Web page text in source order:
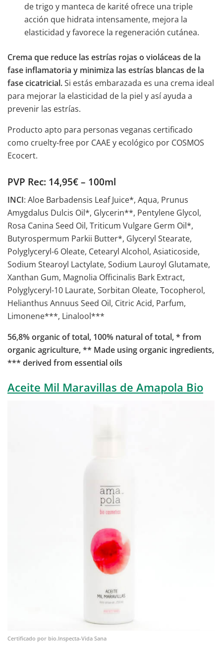
de trigo y manteca de karité ofrece una triple
acción que hidrata intensamente, mejora la
elasticidad y favorece la regeneración cutánea.
Crema que reduce las estrías rojas o violáceas de la
fase inflamatoria y minimiza las estrías blancas de la
fase cicatricial.Si estás embarazada es una crema ideal
para mejorar la elasticidad de la piel y así ayuda a
prevenir las estrías.
Producto apto para personas veganas certificado
como cruelty-free por CAAE y ecológico por COSMOS
Ecocert.
PVP Rec: 14,95€ – 100ml
INCI: Aloe Barbadensis Leaf Juice*, Aqua, Prunus
Amygdalus Dulcis Oil*, Glycerin**, Pentylene Glycol,
Rosa Canina Seed Oil, Triticum Vulgare Germ Oil*,
Butyrospermum Parkii Butter*, Glyceryl Stearate,
Polyglyceryl-6 Oleate, Cetearyl Alcohol, Asiaticoside,
Sodium Stearoyl Lactylate, Sodium Lauroyl Glutamate,
Xanthan Gum, Magnolia Officinalis Bark Extract,
Polyglyceryl-10 Laurate, Sorbitan Oleate, Tocopherol,
Helianthus Annuus Seed Oil, Citric Acid, Parfum,
Limonene***, Linalool***
56,8% organic of total, 100% natural of total, * from
organic agriculture, ** Made using organic ingredients,
*** derived from essential oils
Aceite Mil Maravillas de Amapola Bio
Certificado por bio.Inspecta-Vida Sana